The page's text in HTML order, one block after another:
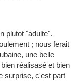
plutot "adulte".
; nous ferait
une belle
réalisasé et bien
surprise, c'est part